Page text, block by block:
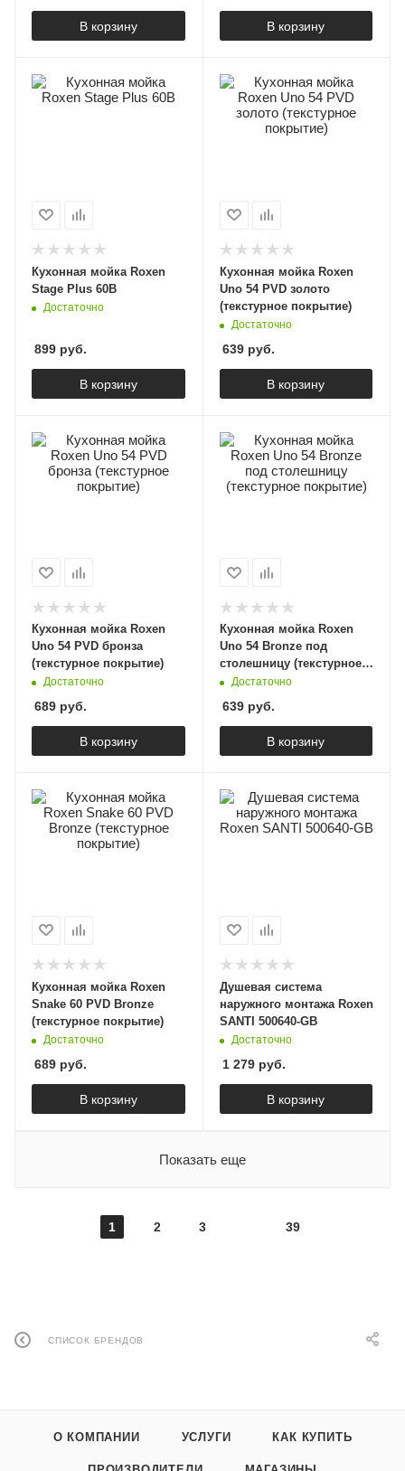
В корзину В корзину
Кухонная мойка Roxen
Stage Plus 60B
Достаточно
899 руб.
В корзину
Кухонная мойка Roxen
Uno 54 PVD золото
(текстурное покрытие)
Достаточно
639руб.
В корзину
Кухонная мойка Roxen
Uno 54 PVD бронза
(текстурное покрытие)
Достаточно
689 руб.
В корзину
Кухонная мойка Roxen
Uno 54 Bronze под
столешницу (текстурное
покрытие)
Достаточно
639руб.
В корзину
Кухонная мойка Roxen
Snake 60 PVD Bronze
(текстурное покрытие)
Достаточно
689 руб.
В корзину
Душевая система
наружного монтажа Roxen
SANTI 500640-GB
Достаточно
1 279руб.
В корзину
Показать еще
1 2 3 39
СПИСОК БРЕНДОВ
О КОМПАНИИ УСЛУГИ КАК КУПИТЬ